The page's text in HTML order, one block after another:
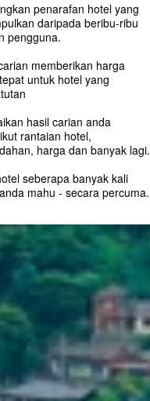
penarafan hotel yang
daripada beribu-ribu
pengguna.
memberikan harga
untuk hotel yang
hasil carian anda
rantaian hotel,
harga dan banyak lagi.
seberapa banyak kali
mahu - secara percuma.